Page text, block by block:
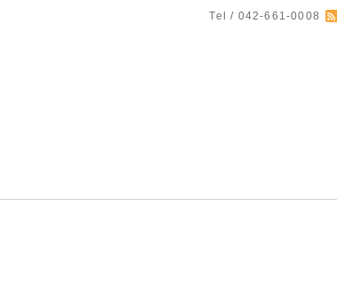
Tel / 042-661-0008